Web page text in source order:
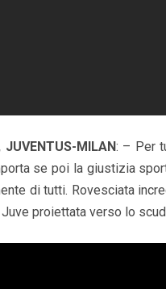
JUVENTUS-MILAN: – Per
se poi la giustizia
di tutti. Rovesciata
proiettata verso lo